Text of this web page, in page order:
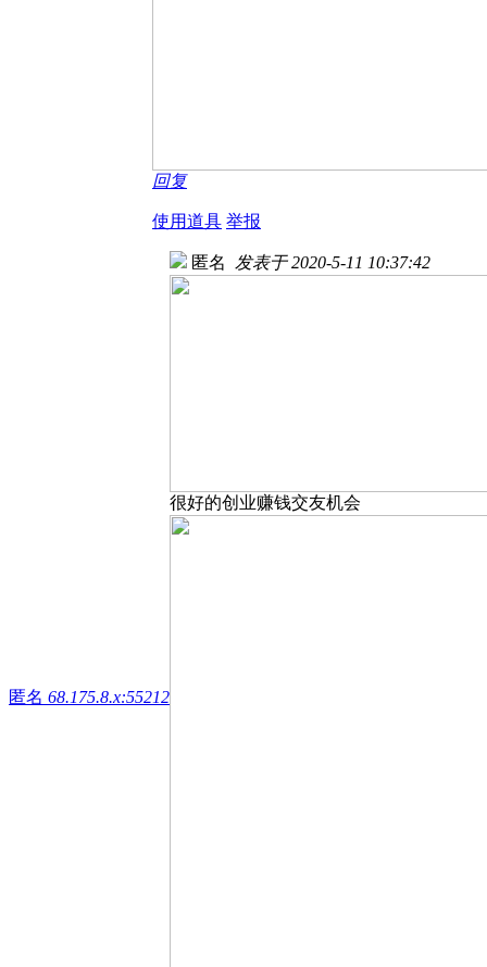
回复
使用道具 举报
匿名 68.175.8.x:55212
匿名 发表于 2020-5-11 10:37:42
很好的创业赚钱交友机会